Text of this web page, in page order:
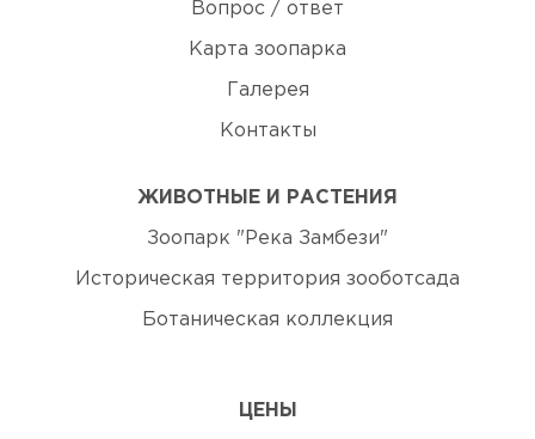
Вопрос / ответ
Карта зоопарка
Галерея
Контакты
ЖИВОТНЫЕ И РАСТЕНИЯ
Зоопарк "Река Замбези"
Историческая территория зооботсада
Ботаническая коллекция
ЦЕНЫ